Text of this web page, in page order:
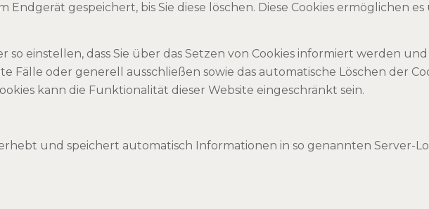
Endgerät gespeichert, bis Sie diese löschen. Diese Cookies ermöglichen
so einstellen, dass Sie über das Setzen von Cookies informiert werden
Fälle oder generell ausschließen sowie das automatische Löschen der
kann die Funktionalität dieser Website eingeschränkt sein.
und speichert automatisch Informationen in so genannten Server-